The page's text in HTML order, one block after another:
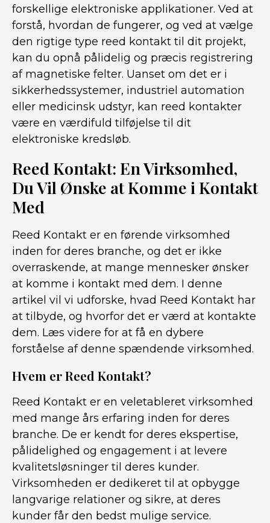
forskellige elektroniske applikationer. Ved at
forstå, hvordan de fungerer, og ved at vælge
den rigtige type reed kontakt til dit projekt,
kan du opnå pålidelig og præcis registrering
af magnetiske felter. Uanset om det er i
sikkerhedssystemer, industriel automation
eller medicinsk udstyr, kan reed kontakter
være en værdifuld tilføjelse til dit
elektroniske kredsløb.
Reed Kontakt: En Virksomhed,
Du Vil Ønske at Komme i Kontakt
Med
Reed Kontakt er en førende virksomhed
inden for deres branche, og det er ikke
overraskende, at mange mennesker ønsker
at komme i kontakt med dem. I denne
artikel vil vi udforske, hvad Reed Kontakt har
at tilbyde, og hvorfor det er værd at kontakte
dem. Læs videre for at få en dybere
forståelse af denne spændende virksomhed.
Hvem er Reed Kontakt?
Reed Kontakt er en veletableret virksomhed
med mange års erfaring inden for deres
branche. De er kendt for deres ekspertise,
pålidelighed og engagement i at levere
kvalitetsløsninger til deres kunder.
Virksomheden er dedikeret til at opbygge
langvarige relationer og sikre, at deres
kunder får den bedst mulige service.